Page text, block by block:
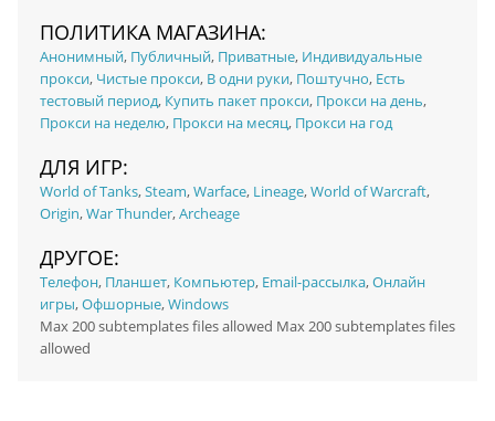
ПОЛИТИКА МАГАЗИНА:
Анонимный, Публичный, Приватные, Индивидуальные
прокси, Чистые прокси, В одни руки, Поштучно, Есть
тестовый период, Купить пакет прокси, Прокси на день,
Прокси на неделю, Прокси на месяц, Прокси на год
ДЛЯ ИГР:
World of Tanks,Steam,Warface, Lineage,World of Warcraft,
Origin,War Thunder,Archeage
ДРУГОЕ:
Телефон, Планшет, Компьютер, Email-рассылка,Онлайн
игры,Офшорные,Windows
Max 200 subtemplates files allowed Max 200 subtemplates files
allowed